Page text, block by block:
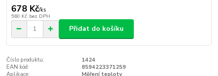
678 Kč/ks
560 Kč bez DPH
Přidat do košíku
Číslo produktu:
1424
EAN kód:
8594223371259
Aplikace:
Měření teploty